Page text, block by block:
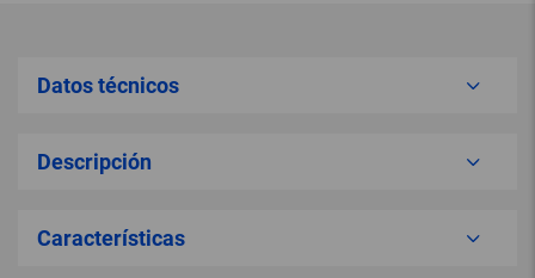
Datos técnicos
Descripción
Características